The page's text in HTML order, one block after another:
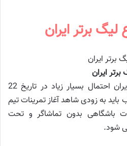
برتر ایران
برتر ایران
تاریخ آغاز لیگ برتر فوتبال ایران احتمال بسیار زیاد در تاریخ 22
به زودی شاهد آغاز تمرینات تیم
باشگاهی بدون تماشاگر و تحت
شود.